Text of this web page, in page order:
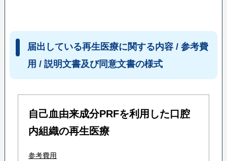
届出している再生医療に関する内容 / 参考費
用 / 説明文書及び同意文書の様式
自己血由来成分PRFを利用した口腔
内組織の再生医療
参考費用